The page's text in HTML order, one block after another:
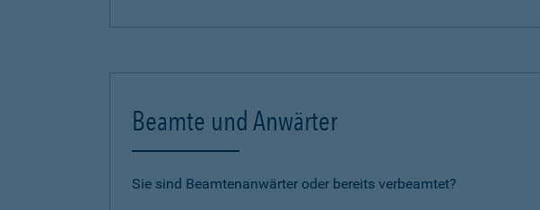
Beamte und Anwärter
Sie sind Beamtenanwärter oder bereits verbeamtet?